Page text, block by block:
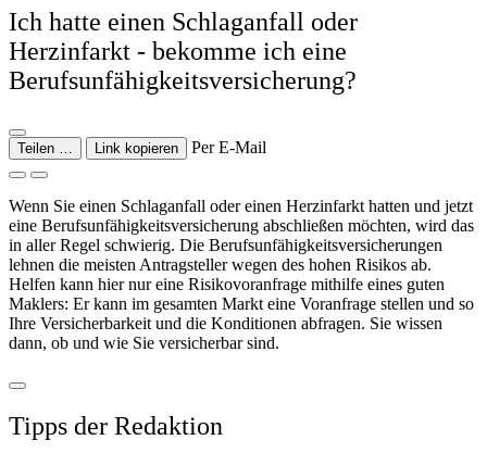
Ich hatte einen Schlaganfall oder
Herzinfarkt - bekomme ich eine
Berufsunfähigkeitsversicherung?
Teilen … Link kopieren Per E-Mail
Wenn Sie einen Schlaganfall oder einen Herzinfarkt hatten und jetzt
eine Berufsunfähigkeitsversicherung abschließen möchten, wird das
in aller Regel schwierig. Die Berufsunfähigkeitsversicherungen
lehnen die meisten Antragsteller wegen des hohen Risikos ab.
Helfen kann hier nur eine Risikovoranfrage mithilfe eines guten
Maklers: Er kann im gesamten Markt eine Voranfrage stellen und so
Ihre Versicherbarkeit und die Konditionen abfragen. Sie wissen
dann, ob und wie Sie versicherbar sind.
Tipps der Redaktion